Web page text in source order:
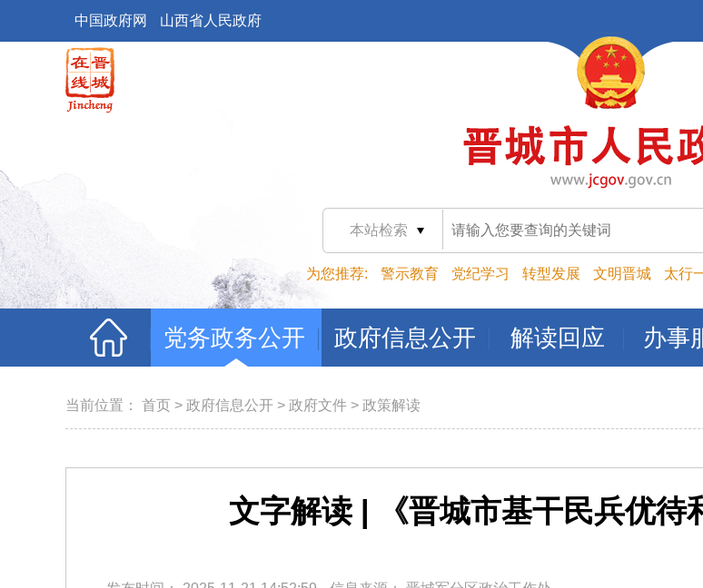
中国政府网 山西省人民政府
本站检索
为您推荐: 警示教育 党纪学习 转型发展 文明晋城 太行
党务政务公开 政府信息公开 解读回应 办事
当前位置： 首页 > 政府信息公开 > 政府文件 > 政策解读
文字解读 | 《晋城市基干民兵优待